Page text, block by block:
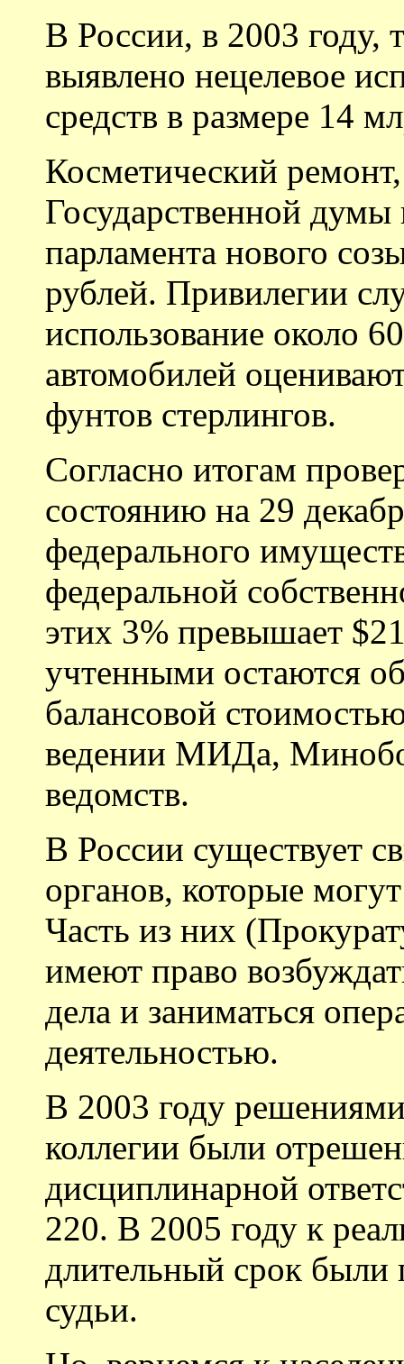
В России, в 2003 году,
выявлено нецелевое
средств в размере 14
Косметический
Государственной
парламента нового
рублей. Привилегии
использование около
автомобилей
фунтов стерлингов.
Согласно итогам
состоянию на 29
федерального
федеральной
этих 3% превышает
учтенными остаются
балансовой
ведении МИДа,
ведомств.
В России существует
органов, которые
Часть из них
имеют право
дела и заниматься
деятельностью.
В 2003 году
коллегии были
дисциплинарной
220. В 2005 году к
длительный срок были
судьи.